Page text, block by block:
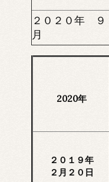
２０２０年 ９
月
2020年
２０１９年
２月２０日